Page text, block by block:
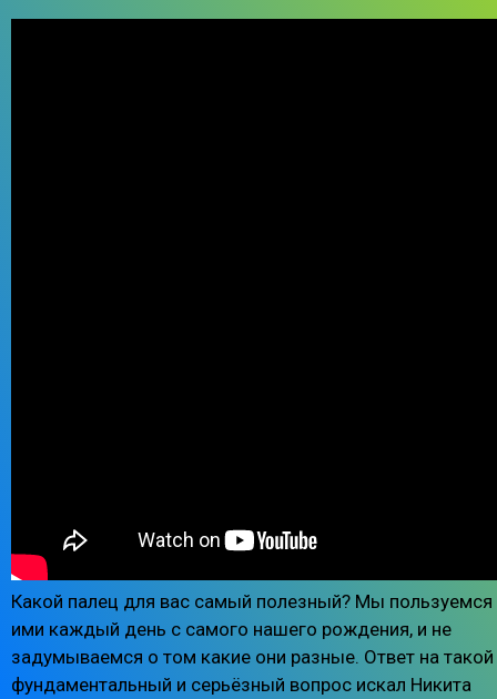
Какой палец для вас самый полезный? Мы пользуемся
ими каждый день с самого нашего рождения, и не
задумываемся о том какие они разные. Ответ на такой
фундаментальный и серьёзный вопрос искал Никита